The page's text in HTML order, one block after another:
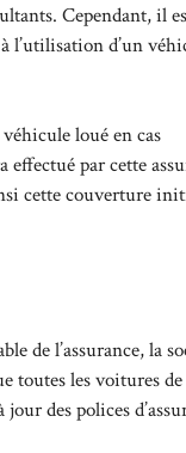
Cependant, il
l’utilisation d’un
loué en cas
effectué par cette
cette couverture
de l’assurance, la
toutes les voitures
des polices